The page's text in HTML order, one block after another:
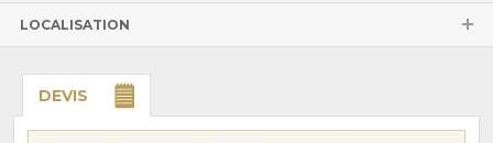
LOCALISATION
DEVIS